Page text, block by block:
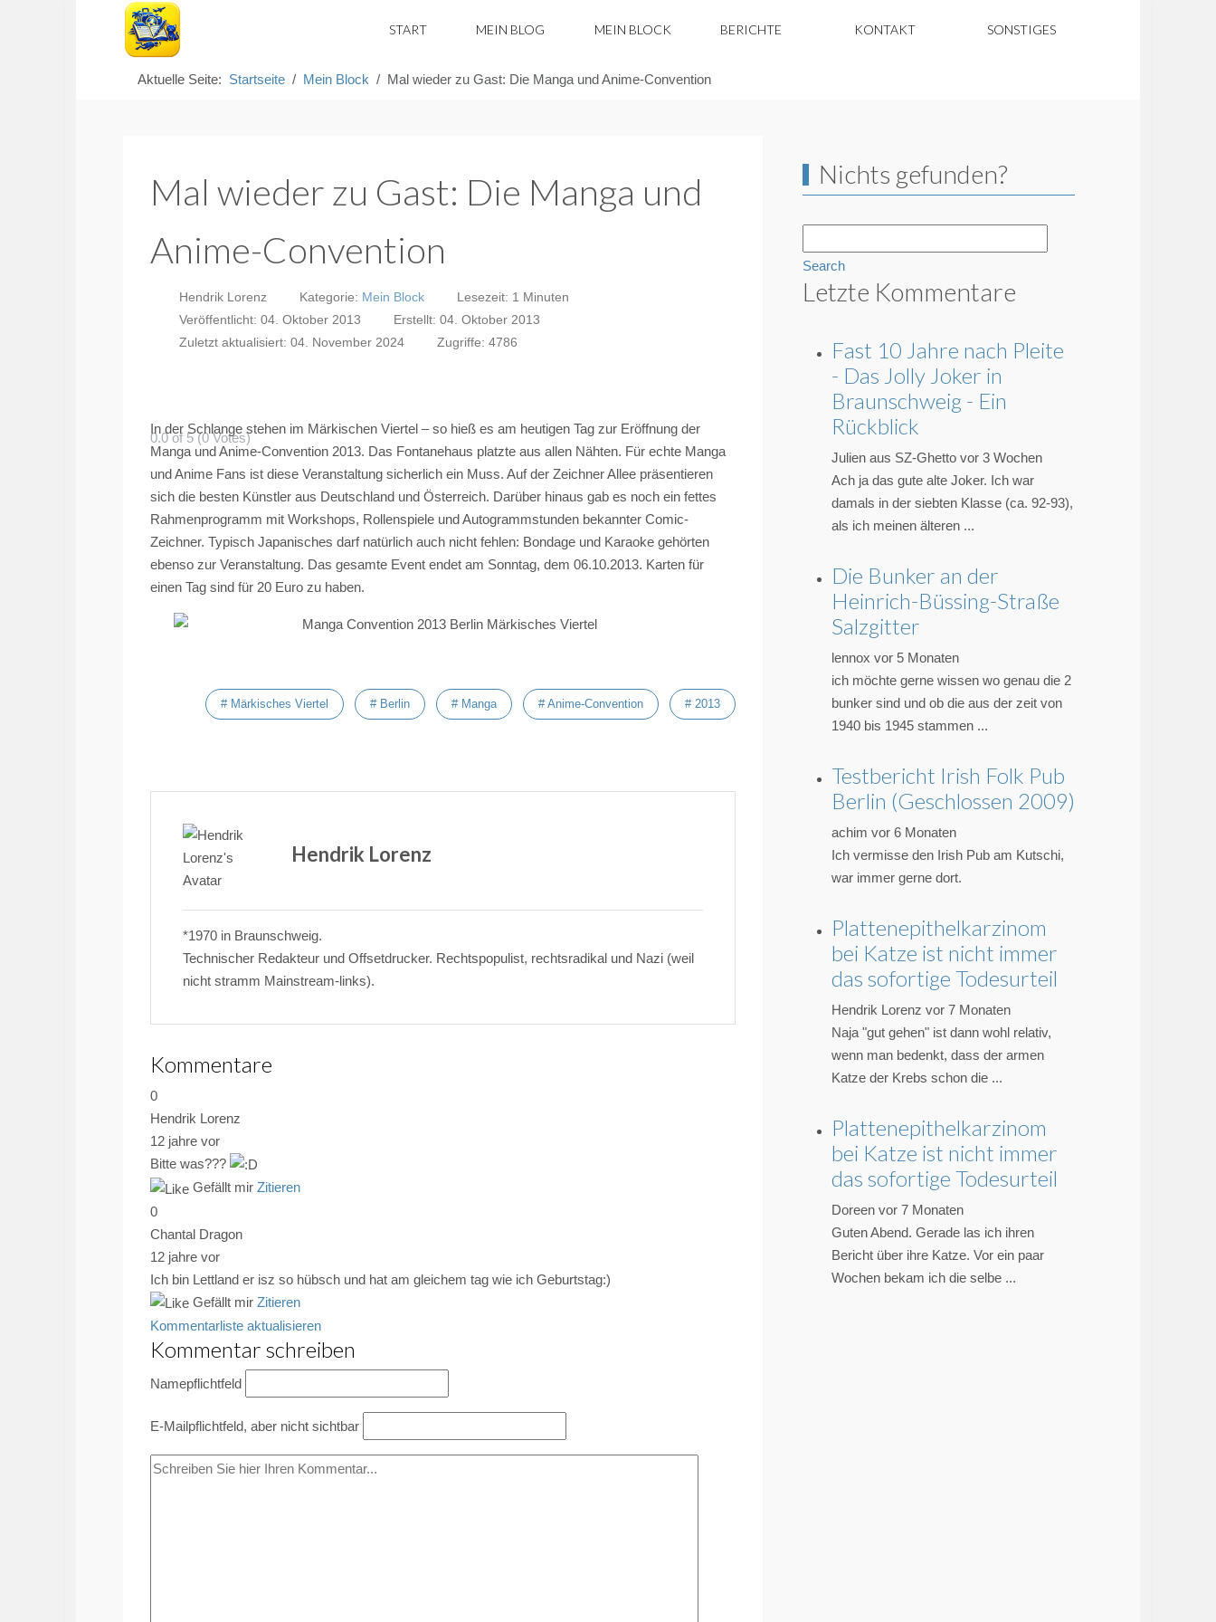
START MEIN BLOG MEIN BLOCK BERICHTE KONTAKT SONSTIGES
Aktuelle Seite: Startseite Mein Block Mal wieder zu Gast: Die Manga und Anime-Convention
Mal wieder zu Gast: Die Manga und
Anime-Convention
Hendrik Lorenz Kategorie: Mein Block
Lesezeit: 1 Minuten
Veröffentlicht: 04. Oktober 2013
Erstellt: 04. Oktober 2013
Zuletzt aktualisiert: 04. November 2024
Zugriffe: 4786
0.0 of 5 (0 Votes)
In der Schlange stehen im Märkischen Viertel – so hieß es am heutigen Tag zur Eröffnung der
Manga undAnime-Convention 2013. Das Fontanehaus platzte aus allen Nähten. Für echte Manga
und Anime Fans ist diese Veranstaltung sicherlich ein Muss. Auf der Zeichner Allee präsentieren
sich die besten Künstler aus Deutschland und Österreich. Darüber hinaus gab es noch ein fettes
Rahmenprogramm mit Workshops, Rollenspiele und Autogrammstunden bekannter Comic-
Zeichner. Typisch Japanisches darf natürlich auch nicht fehlen: Bondage und Karaoke gehörten
ebenso zur Veranstaltung. Das gesamte Event endet am Sonntag, dem 06.10.2013. Karten für
einen Tag sind für 20 Euro zu haben.
# Märkisches Viertel # Berlin # Manga # Anime-Convention # 2013
Hendrik Lorenz
*1970 in Braunschweig.
Technischer Redakteur und Offsetdrucker. Rechtspopulist, rechtsradikal und Nazi (weil
nicht stramm Mainstream-links).
Kommentare
0
Hendrik Lorenz
12 jahre vor
Bitte was???
Gefällt mir Zitieren
0
Chantal Dragon
12 jahre vor
Ich bin Lettland er isz so hübsch und hat am gleichem tag wie ich Geburtstag:)
Gefällt mir Zitieren
Kommentarliste aktualisieren
Kommentar schreiben
Namepflichtfeld
E-Mailpflichtfeld, aber nicht sichtbar
Nichts gefunden?
Search
Letzte Kommentare
Fast 10 Jahre nach Pleite
- Das Jolly Joker in
Braunschweig - Ein
Rückblick
Julien aus SZ-Ghetto vor 3 Wochen
Ach ja das gute alte Joker. Ich war
damals in der siebten Klasse (ca. 92-93),
als ich meinen älteren ...
Die Bunker an der
Heinrich-Büssing-Straße
Salzgitter
lennox vor 5 Monaten
ich möchte gerne wissen wo genau die 2
bunker sind und ob die aus der zeit von
1940 bis 1945 stammen ...
Testbericht Irish Folk Pub
Berlin (Geschlossen 2009)
achim vor 6 Monaten
Ich vermisse den Irish Pub am Kutschi,
war immer gerne dort.
Plattenepithelkarzinom
bei Katze ist nicht immer
das sofortige Todesurteil
Hendrik Lorenz vor 7 Monaten
Naja "gut gehen" ist dann wohl relativ,
wenn man bedenkt, dass der armen
Katze der Krebs schon die ...
Plattenepithelkarzinom
bei Katze ist nicht immer
das sofortige Todesurteil
Doreen vor 7 Monaten
Guten Abend. Gerade las ich ihren
Bericht über ihre Katze. Vor ein paar
Wochen bekam ich die selbe ...